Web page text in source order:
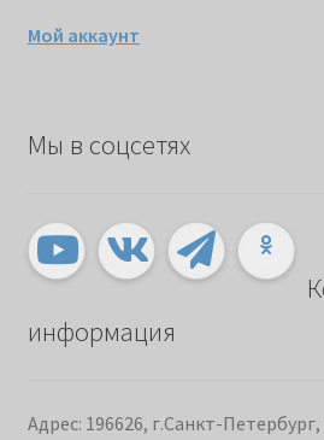
Мой аккаунт
Мы в соцсетях
информация
Адрес: 196626, г.Санкт-